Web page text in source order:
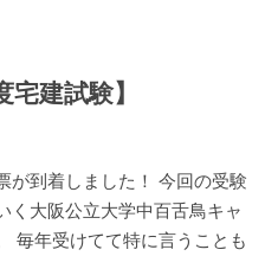
建試験】
が到着しました！ 今回の受験
く大阪公立大学中百舌鳥キャ
毎年受けてて特に言うことも